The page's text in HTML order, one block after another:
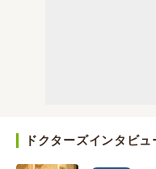
ドクターズインタビュ